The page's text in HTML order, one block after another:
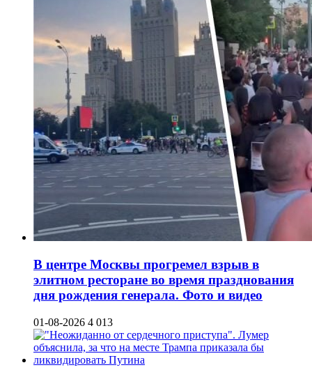
В центре Москвы прогремел взрыв в
элитном ресторане во время празднования
дня рождения генерала. Фото и видео
01-08-2026 4 013